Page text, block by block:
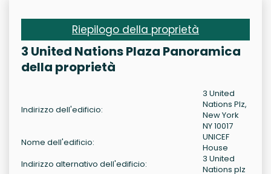
Riepilogo della proprietà
3 United Nations Plaza Panoramica
della proprietà
Indirizzo dell'edificio:
3 United
Nations Plz,
New York
NY 10017
Nome dell'edificio:
UNICEF
House
Indirizzo alternativo dell'edificio:
3 United
Nations plz